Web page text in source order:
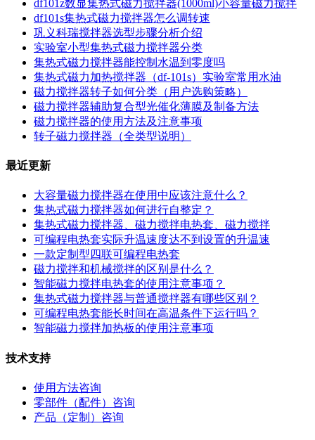
df101z数显集热式磁力搅拌器(1000ml)小容量磁力搅拌
df101s集热式磁力搅拌器怎么调转速
巩义科瑞搅拌器选型步骤分析介绍
实验室小型集热式磁力搅拌器分类
集热式磁力搅拌器能控制水温到零度吗
集热式磁力加热搅拌器（df-101s）实验室常用水油
磁力搅拌器转子如何分类（用户选购策略）
磁力搅拌器辅助复合型光催化薄膜及制备方法
磁力搅拌器的使用方法及注意事项
转子磁力搅拌器（全类型说明）
最近更新
大容量磁力搅拌器在使用中应该注意什么？
集热式磁力搅拌器如何进行自整定？
集热式磁力搅拌器、磁力搅拌电热套、磁力搅拌
可编程电热套实际升温速度达不到设置的升温速
一款定制型四联可编程电热套
磁力搅拌和机械搅拌的区别是什么？
智能磁力搅拌电热套的使用注意事项？
集热式磁力搅拌器与普通搅拌器有哪些区别？
可编程电热套能长时间在高温条件下运行吗？
智能磁力搅拌加热板的使用注意事项
技术支持
使用方法咨询
零部件（配件）咨询
产品（定制）咨询